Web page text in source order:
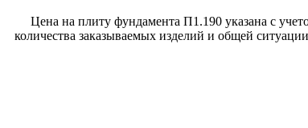
Цена на плиту фундамента П1.190 указана с
количества заказываемых изделий и общей